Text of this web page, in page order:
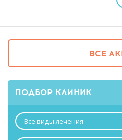
ВСЕ
ПОДБОР КЛИНИК
Все виды лечения